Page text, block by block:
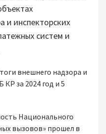
и инспекторских
систем и
Национального
вызовов» прошел в